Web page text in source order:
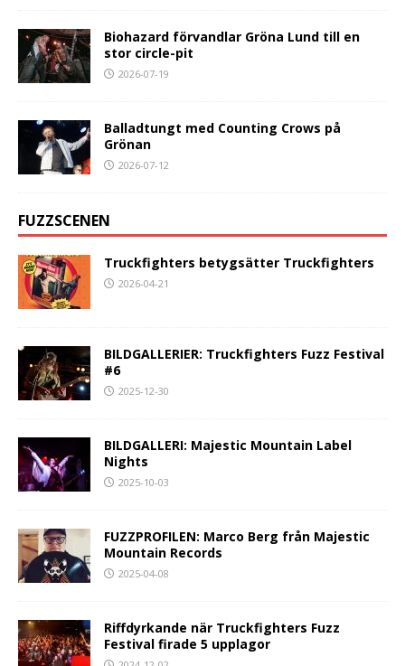
Biohazard förvandlar Gröna Lund till en
stor circle-pit
2026-07-19
Balladtungt med Counting Crows på
Grönan
2026-07-12
FUZZSCENEN
Truckfighters betygsätter Truckfighters
2026-04-21
BILDGALLERIER: Truckfighters Fuzz Festival
#6
2025-12-30
BILDGALLERI: Majestic Mountain Label
Nights
2025-10-03
FUZZPROFILEN: Marco Berg från Majestic
Mountain Records
2025-04-08
Riffdyrkande när Truckfighters Fuzz
Festival firade 5 upplagor